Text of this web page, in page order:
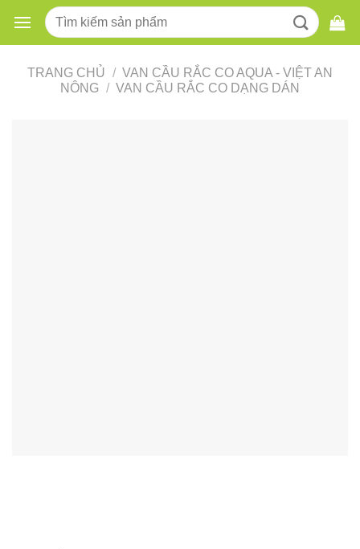
content
Tìm
kiếm:
TRANG CHỦ / VAN CẦU RẮC CO AQUA - VIỆT AN
NÔNG / VAN CẦU RẮC CO DẠNG DÁN